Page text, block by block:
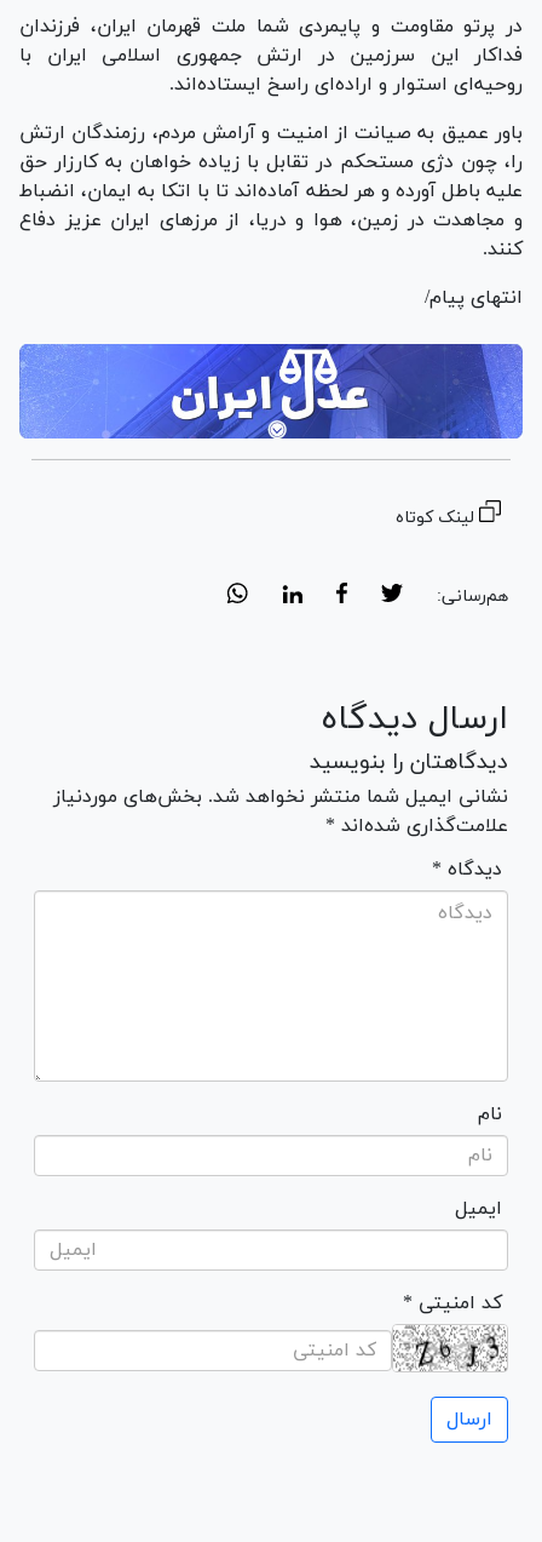
در پرتو مقاومت و پایمردی شما ملت قهرمان ایران، فرزندان
فداکار این سرزمین در ارتش جمهوری اسلامی ایران با
روحیه‌ای استوار و اراده‌ای راسخ ایستاده‌اند.
باور عمیق به صیانت از امنیت و آرامش مردم، رزمندگان ارتش
را، چون دژی مستحکم در تقابل با زیاده خواهان به کارزار حق
علیه باطل آورده و هر لحظه آماده‌اند تا با اتکا به ایمان، انضباط
و مجاهدت در زمین، هوا و دریا، از مرز‌های ایران عزیز دفاع
کنند.
انتهای پیام/
لینک کوتاه
هم‌رسانی:
ارسال دیدگاه
دیدگاهتان را بنویسید
نشانی ایمیل شما منتشر نخواهد شد. بخش‌های موردنیاز
علامت‌گذاری شده‌اند *
* دیدگاه
نام
ایمیل
* کد امنیتی